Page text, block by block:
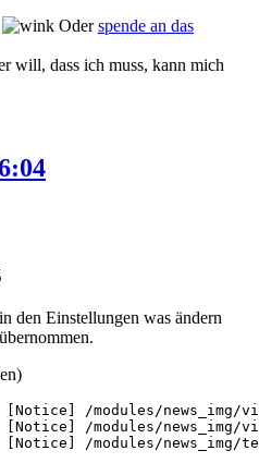
Oderspende an das
will, dass ich muss, kann mich
den Einstellungen was ändern
[Notice] /modules/
[Notice] /modules/
[Notice] /modules/